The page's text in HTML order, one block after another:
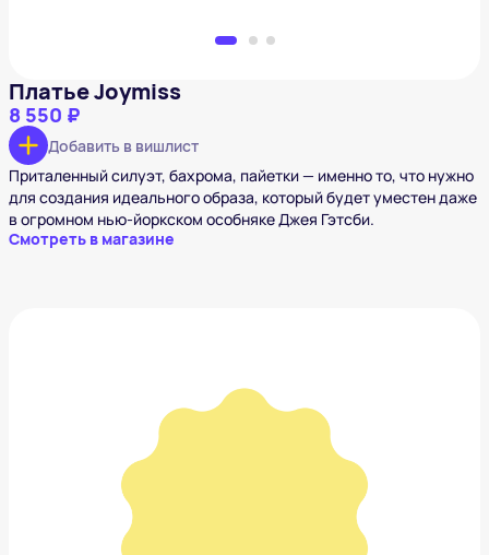
Платье Joymiss
8 550 ₽
Добавить в вишлист
Приталенный силуэт, бахрома, пайетки — именно то, что нужно
для создания идеального образа, который будет уместен даже
в огромном нью-йоркском особняке Джея Гэтсби.
Смотреть в магазине